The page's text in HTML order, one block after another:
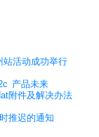
站活动成功举行
产品未来
附件及解决办法
推迟的通知